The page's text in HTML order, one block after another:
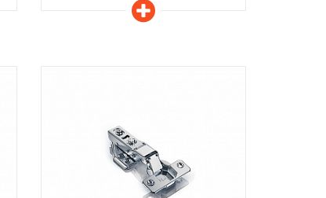
Características